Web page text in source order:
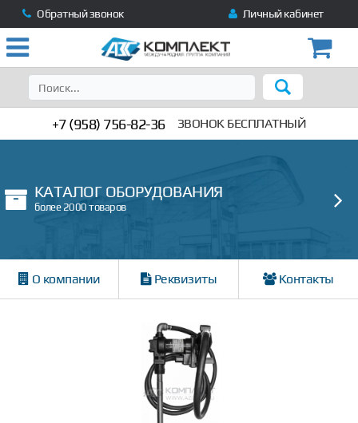
Обратный звонок Личный кабинет
+7 (958) 756-82-36 ЗВОНОК БЕСПЛАТНЫЙ
КАТАЛОГ ОБОРУДОВАНИЯ
более 2000 товаров
О компании Реквизиты Контакты